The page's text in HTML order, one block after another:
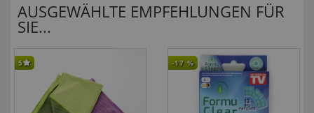
AUSGEWÄHLTE EMPFEHLUNGEN FÜR
SIE...
5 -17 %